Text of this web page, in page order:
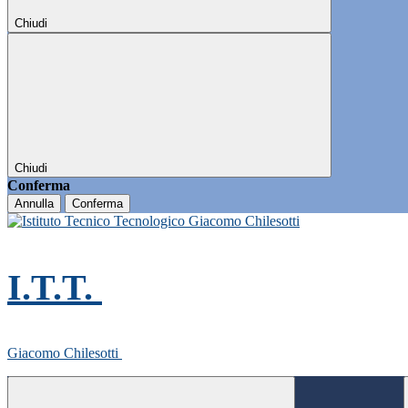
Chiudi
Chiudi
Conferma
Annulla Conferma
I.T.T.
Giacomo Chilesotti